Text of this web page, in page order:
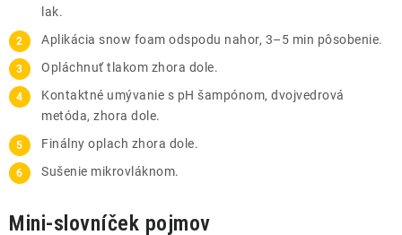
lak.
Aplikácia snow foam odspodu nahor, 3–5 min pôsobenie.
Opláchnuť tlakom zhora dole.
Kontaktné umývanie s pH šampónom, dvojvedrová
metóda, zhora dole.
Finálny oplach zhora dole.
Sušenie mikrovláknom.
Mini-slovníček pojmov